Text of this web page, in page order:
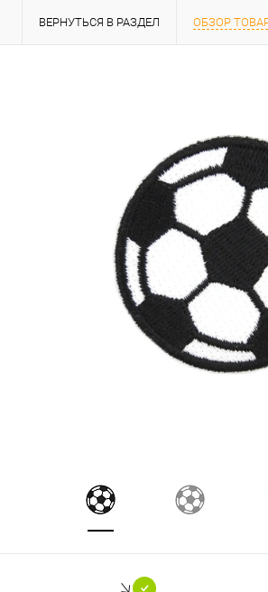
ВЕРНУТЬСЯ В РАЗДЕЛ ОБЗОР